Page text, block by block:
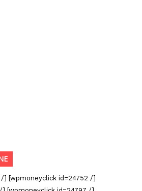
] [wpmoneyclick id=24752 /]